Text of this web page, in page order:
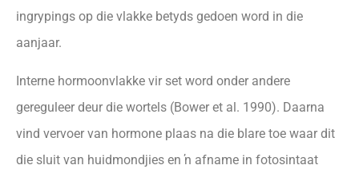
ingrypings op die vlakke betyds gedoen word in die
aanjaar.
Interne hormoonvlakke vir set word onder andere
gereguleer deur die wortels (Bower et al. 1990). Daarna
vind vervoer van hormone plaas na die blare toe waar dit
die sluit van huidmondjies en ŉ afname in fotosintaat